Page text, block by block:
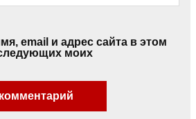
email и адрес сайта в этом
моих